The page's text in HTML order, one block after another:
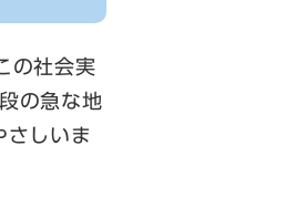
の社会実
の急な地
さしいま